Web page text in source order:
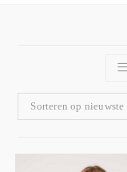
Sorteren op nieuwste